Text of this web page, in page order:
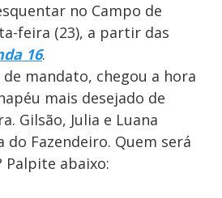
no Campo de
feira (23), a partir das
16.
mandato, chegou a hora
mais desejado de
Gilsão, Julia e Luana
do Fazendeiro. Quem será
Palpite abaixo: